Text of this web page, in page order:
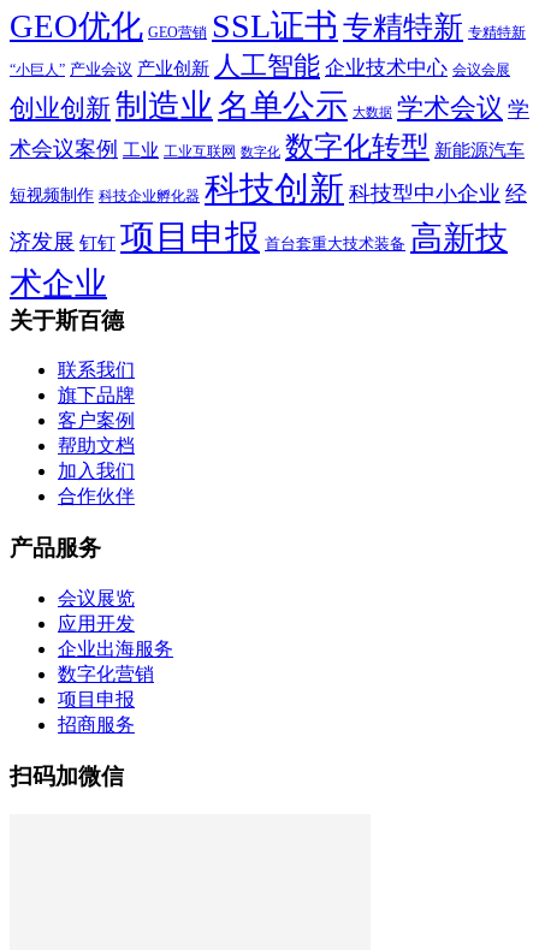
GEO优化 GEO营销 SSL证书 专精特新 专精特新
“小巨人” 产业会议 产业创新 人工智能 企业技术中心 会议会展
创业创新制造业 名单公示 大数据 学术会议 学
术会议案例 工业 工业互联网 数字化 数字化转型 新能源汽车
短视频制作 科技企业孵化器 科技创新 科技型中小企业 经
济发展 钉钉 项目申报 首台套重大技术装备 高新技
术企业
关于斯百德
联系我们
旗下品牌
客户案例
帮助文档
加入我们
合作伙伴
产品服务
会议展览
应用开发
企业出海服务
数字化营销
项目申报
招商服务
扫码加微信